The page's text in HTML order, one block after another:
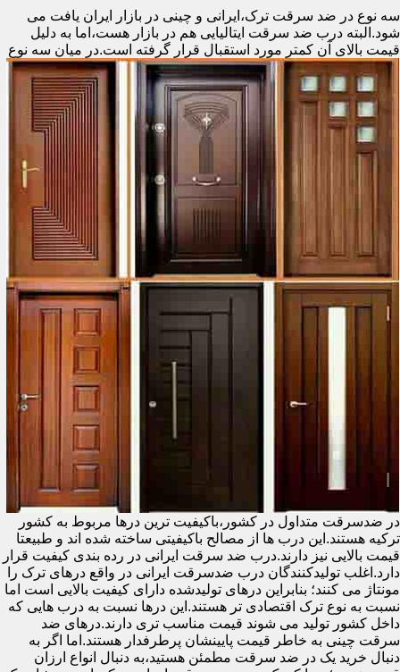
سه نوع در ضد سرقت ترک،ایرانی و چینی در بازار ایران یافت می
شود.البته درب ضد سرقت ایتالیایی هم در بازار هست،اما به دلیل
قیمت بالای آن کمتر مورد استقبال قرار گرفته است.در میان سه نوع
در ضدسرقت متداول در کشور،باکیفیت ترین درها مربوط به کشور
ترکیه هستند.این درب ها از مصالح باکیفیتی ساخته شده اند و طبیعتا
قیمت بالایی نیز دارند.درب ضد سرقت ایرانی در رده بندی کیفیت قرار
دارد.اغلب تولیدکنندگان درب ضدسرقت ایرانی در واقع درهای ترک را
مونتاژ می کنند؛ بنابراین درهای تولیدشده دارای کیفیت بالایی است اما
نسبت به نوع ترک اقتصادی تر هستند.این درها نسبت به درب هایی که
داخل کشور تولید می شوند قیمت مناسب تری دارند.درهای ضد
سرقت چینی به خاطر قیمت پایینشان پرطرفدار هستند.اما اگر به
دنبال خرید یک در ضد سرقت مطمئن هستید،به دنبال انواع ارزان